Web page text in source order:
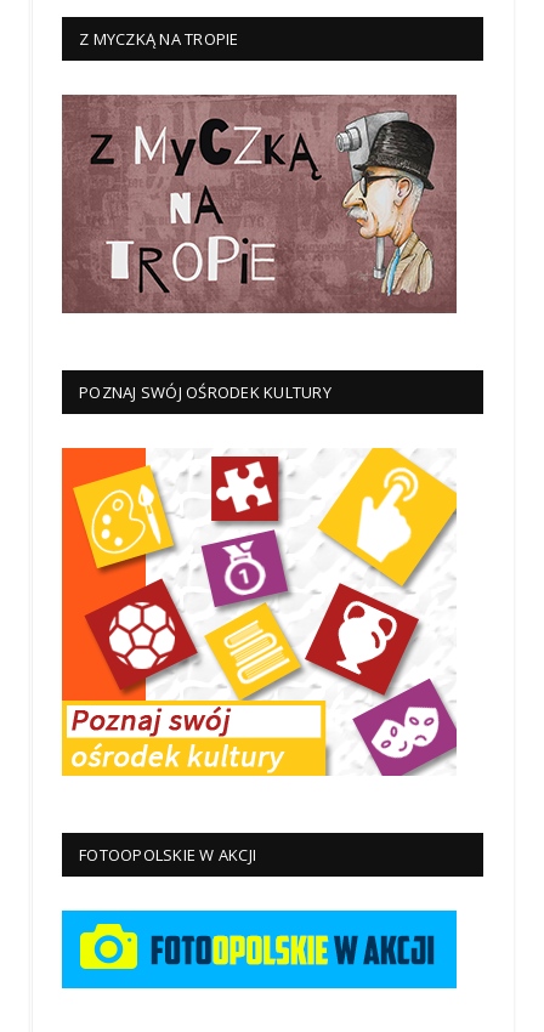
Z MYCZKĄ NA TROPIE
POZNAJ SWÓJ OŚRODEK KULTURY
FOTOOPOLSKIE W AKCJI